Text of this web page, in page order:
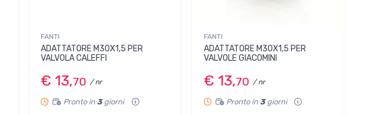
FANTI
ADATTATORE M30X1,5 PER
VALVOLA CALEFFI
€ 13,70 / nr
Pronto in 3giorni
FANTI
ADATTATORE M30X1,5 PER
VALVOLE GIACOMINI
€ 13,70 / nr
Pronto in 3giorni